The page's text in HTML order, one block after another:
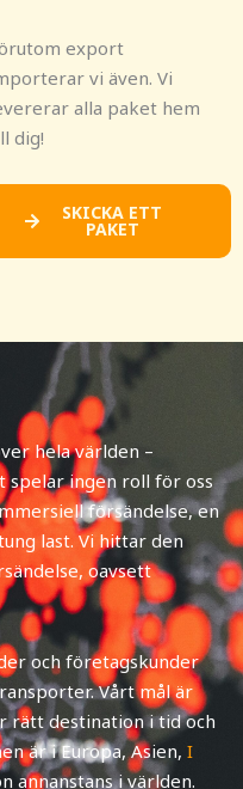
export
vi även. Vi
alla paket hem
dig!
SKICKA ETT
PAKET
hela världen –
spelar ingen roll för oss
försändelse, en
last. Vi hittar den
oavsett
och företagskunder
Vårt mål är
rätt destination i tid och
är i Europa, Asien, I
annanstans i världen.